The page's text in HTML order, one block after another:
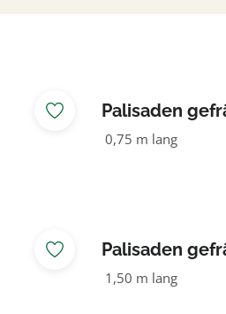
Palisaden
NADELHOLZ
0,75 m lang
Palisaden
NADELHOLZ
1,50 m lang